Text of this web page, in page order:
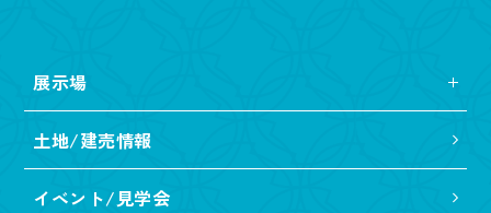
展示場
土地/建売情報
イベント/見学会